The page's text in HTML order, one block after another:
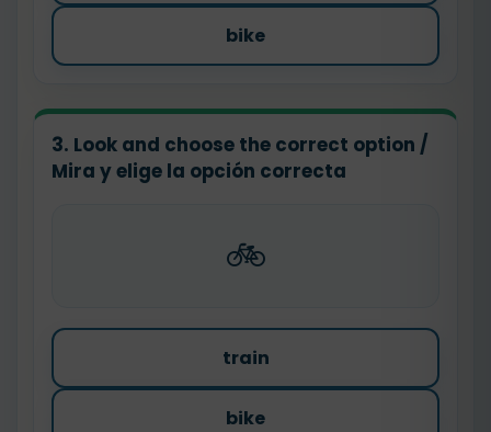
bike
3. Look and choose the correct option /
Mira y elige la opción correcta
🚲
train
bike